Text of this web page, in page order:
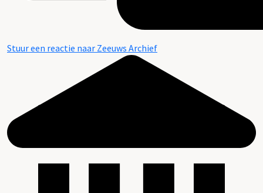
Stuur een reactie naar Zeeuws Archief